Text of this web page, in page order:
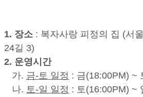
1. 장소 : 복자사랑 피정의 집 (서
24길 3)
2. 운영시간
가. 금-토 일정 : 금(18:00PM) ~
나. 토-일 일정 : 토(16:00PM) ~